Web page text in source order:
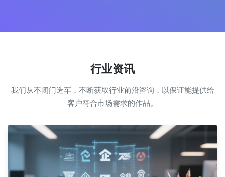
行业资讯
我们从不闭门造车，不断获取行业前沿咨询，以保证能提供给
客户符合市场需求的作品。